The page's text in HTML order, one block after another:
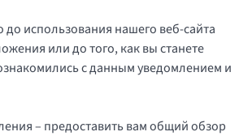
использования нашего веб-сайта
или до того, как вы станете
с данным уведомлением и
– предоставить вам общий обзор